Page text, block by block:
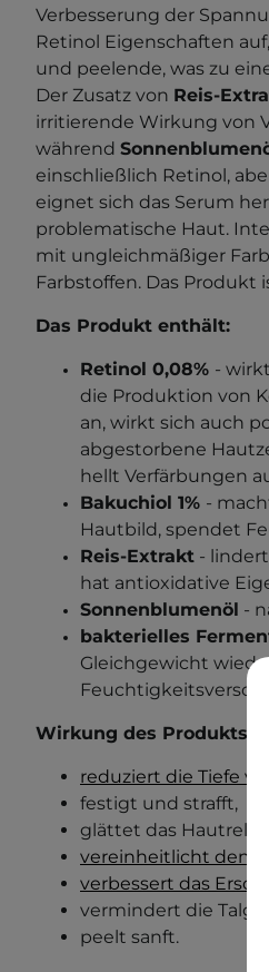
Verbesserung der
Retinol Eigenschaften
und peelende, was zu
Der Zusatz von Reis-
irritierende Wirkung von
während
einschließlich Retinol,
eignet sich das Serum
problematische Haut.
mit ungleichmäßiger
Farbstoffen. Das
Das Produkt enthält:
Retinol 0,08% -
die Produktion von
an, wirkt sich auch
abgestorbene
hellt Verfärbungen
Bakuchiol 1% -
Hautbild, spendet
Reis-Extrakt -
hat antioxidative
Sonnenblumenöl -
bakterielles
Gleichgewicht
Wirkung des Produkts:
reduziert die Tiefe
festigt und strafft,
glättet das Hautrelief,
vereinheitlicht den
verbessert das
vermindert die
peelt sanft.